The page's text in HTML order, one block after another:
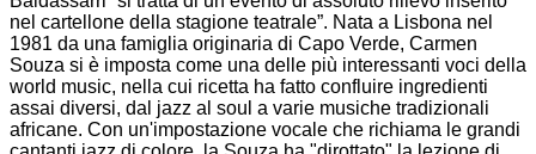
nel cartellone della stagione teatrale”. Nata a Lisbona nel
1981 da una famiglia originaria di Capo Verde, Carmen
Souza si è imposta come una delle più interessanti voci della
world music, nella cui ricetta ha fatto confluire ingredienti
assai diversi, dal jazz al soul a varie musiche tradizionali
africane. Con un'impostazione vocale che richiama le grandi